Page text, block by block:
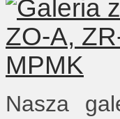
Nasza